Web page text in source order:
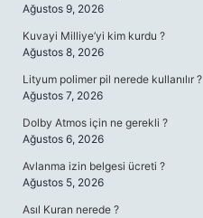
Ağustos 9, 2026
Kuvayi Milliye’yi kim kurdu ?
Ağustos 8, 2026
Lityum polimer pil nerede kullanılır ?
Ağustos 7, 2026
Dolby Atmos için ne gerekli ?
Ağustos 6, 2026
Avlanma izin belgesi ücreti ?
Ağustos 5, 2026
Asıl Kuran nerede ?